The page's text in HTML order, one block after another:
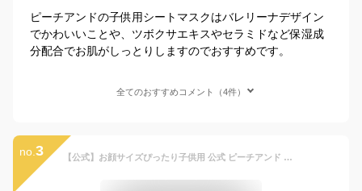
ピーチアンドの子供用シートマスクはバレリーナデザイン
でかわいいことや、ツボクサエキスやセラミドなど保湿成
分配合でお肌がしっとりしますのでおすすめです。
全てのおすすめコメント（4件）
no. 3 【公式】お顔サイズぴったり子供用 公式 ピーチアンド バレリーナシートマスク 10枚 /Peachand 子供用マスクシート フェイスパック プレゼント 安全 キッズコスメ 子供化粧品 子供コスメ お誕生日 女の子 小学生 幼稚園 おでかけ 新学期 子供スキンケア